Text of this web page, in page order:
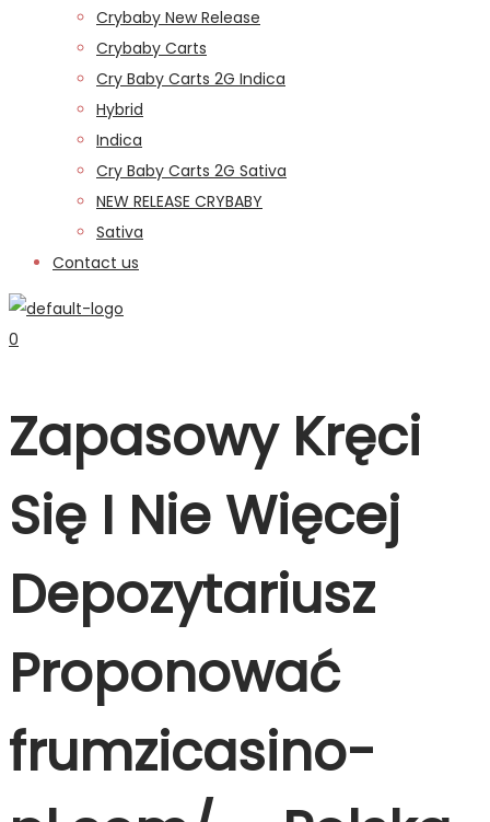
Crybaby New Release
Crybaby Carts
Cry Baby Carts 2G Indica
Hybrid
Indica
Cry Baby Carts 2G Sativa
NEW RELEASE CRYBABY
Sativa
Contact us
0
Zapasowy Kręci
Się I Nie Więcej
Depozytariusz
Proponować
frumzicasino-